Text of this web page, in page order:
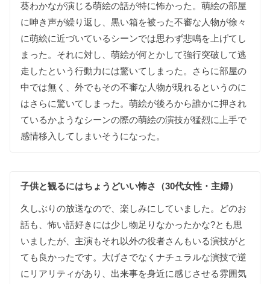
葵わかなが演じる萌絵の話が特に怖かった 。萌絵の部屋
に呻き声が繰り返し 、黒い箱を被った不審な 人物が徐々
に萌絵に近づいているシーンでは思わず悲鳴を 上げて し
まった 。 それに対し 、萌絵が何とかして強行突破して逃
走したという行動力には驚いて しまった 。 さらに部屋の
中では無く 、外でもその不審な 人物が現れるというのに
はさらに驚いて しまった 。萌絵が後ろから誰かに押され
ているかようなシーンの際の萌絵の演技が猛烈に 上手で
感情移入して しまいそうになった 。
子供と観るにはちょうどいい怖さ（30代女性・主婦）
久しぶりの放送なので 、楽しみに していました 。 どのお
話も
、怖い話好きには少し物足りなかったかな?とも思
いましたが
主演もそれ以外の役者さんもいる演技がと
ても 良かったです。 大げさでなくナチュラルな演技で逆
に リアリティがあり 出来事を身近に感じさせる雰囲気